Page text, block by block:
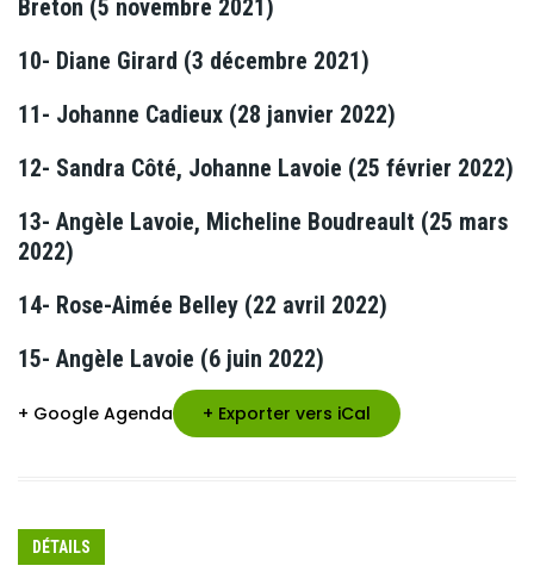
Breton (5 novembre 2021)
10- Diane Girard (3 décembre 2021)
11- Johanne Cadieux (28 janvier 2022)
12- Sandra Côté, Johanne Lavoie (25 février 2022)
13- Angèle Lavoie, Micheline Boudreault (25 mars
2022)
14- Rose-Aimée Belley (22 avril 2022)
15- Angèle Lavoie (6 juin 2022)
+ Google Agenda + Exporter vers iCal
DÉTAILS